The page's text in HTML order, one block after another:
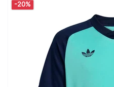
-20%